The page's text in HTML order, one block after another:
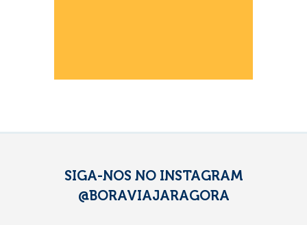
SIGA-NOS NO INSTAGRAM
@BORAVIAJARAGORA